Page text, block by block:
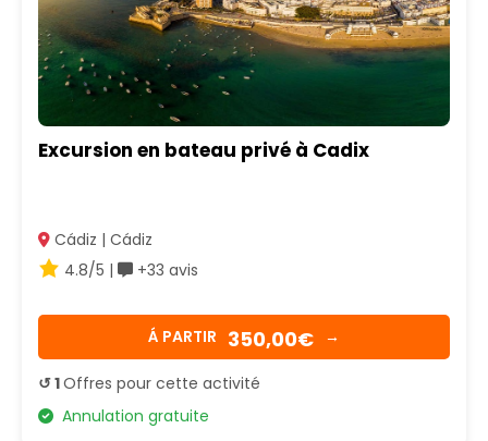
Excursion en bateau privé à Cadix
Cádiz | Cádiz
4.8/5 |
+33 avis
Á PARTIR 350,00€ →
↺ 1Offres pour cette activité
Annulation gratuite